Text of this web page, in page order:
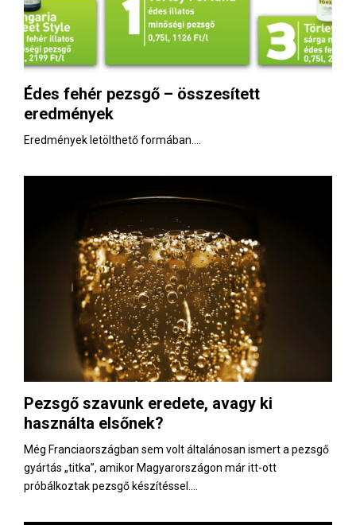
Édes fehér pezsgő – összesített
eredmények
Eredmények letölthető formában....
Pezsgő szavunk eredete, avagy ki
használta elsőnek?
Még Franciaországban sem volt általánosan ismert a pezsgő
gyártás „titka”, amikor Magyarországon már itt-ott
próbálkoztak pezsgő készítéssel....